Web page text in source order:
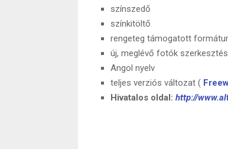
színszedő
színkitöltő
rengeteg támogatott
új, meglévő fotók
Angol nyelv
teljes verziós változat (
Hivatalos oldal: http://